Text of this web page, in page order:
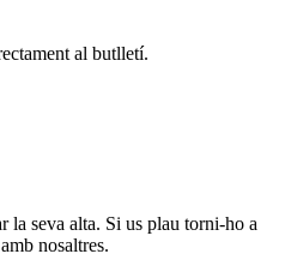
al butlletí.
la seva alta. Si us plau torni-ho a
nosaltres.